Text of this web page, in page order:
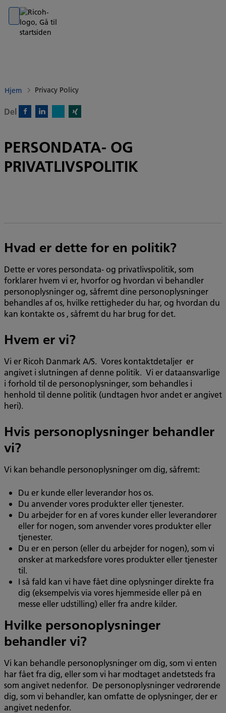
Go to banner
Go to content
Go to footer
Hjem Privacy Policy
Del
PERSONDATA- OG
PRIVATLIVSPOLITIK
Hvad er dette for en politik?
Dette er vores persondata- og privatlivspolitik, som
forklarer hvem vi er, hvorfor og hvordan vi behandler
personoplysninger og, såfremt dine personoplysninger
behandles af os, hvilke rettigheder du har, og hvordan du
kan kontakte os , såfremt du har brug for det.
Hvem er vi?
Vi er Ricoh Danmark A/S. Vores kontaktdetaljer er
angivet i slutningen af denne politik. Vi er dataansvarlige
i forhold til de personoplysninger, som behandles i
henhold til denne politik (undtagen hvor andet er angivet
heri).
Hvis personoplysninger behandler
vi?
Vi kan behandle personoplysninger om dig, såfremt:
Du er kunde eller leverandør hos os.
Du anvender vores produkter eller tjenester.
Du arbejder for en af vores kunder eller leverandører
eller for nogen, som anvender vores produkter eller
tjenester.
Du er en person (eller du arbejder for nogen), som vi
ønsker at markedsføre vores produkter eller tjenester
til.
I så fald kan vi have fået dine oplysninger direkte fra
dig (eksempelvis via vores hjemmeside eller på en
messe eller udstilling) eller fra andre kilder.
Hvilke personoplysninger
behandler vi?
Vi kan behandle personoplysninger om dig, som vi enten
har fået fra dig, eller som vi har modtaget andetsteds fra
som angivet nedenfor. De personoplysninger vedrørende
dig, som vi behandler, kan omfatte de oplysninger, der er
angivet nedenfor.